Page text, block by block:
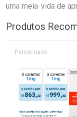
uma meia-vida de
Produtos
Patrocinado